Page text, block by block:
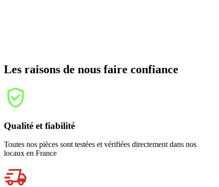
Les raisons de nous faire confiance
Qualité et fiabilité
Toutes nos pièces sont testées et vérifiées directement dans nos
locaux en France